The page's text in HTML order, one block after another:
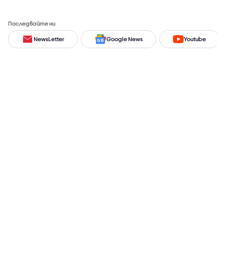
Последвайте ни
NewsLetter Google News Youtube